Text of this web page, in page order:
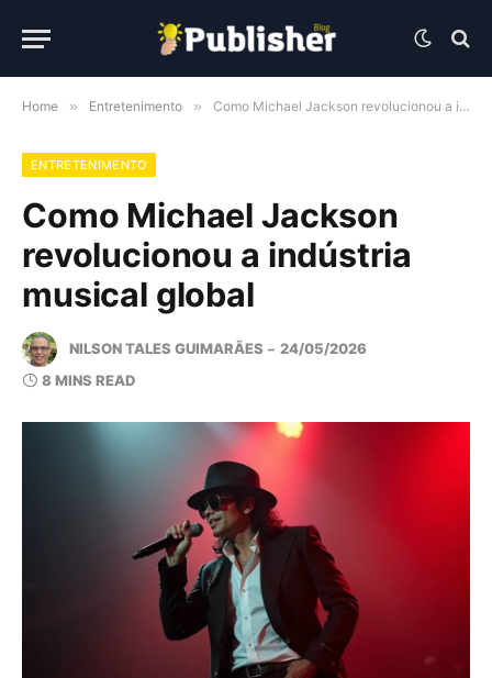
Home » Entretenimento » Como Michael Jackson revolucionou a indústria musical global
ENTRETENIMENTO
Como Michael Jackson
revolucionou a indústria
musical global
NILSON TALES GUIMARÃES
24/05/2026
8 MINS READ